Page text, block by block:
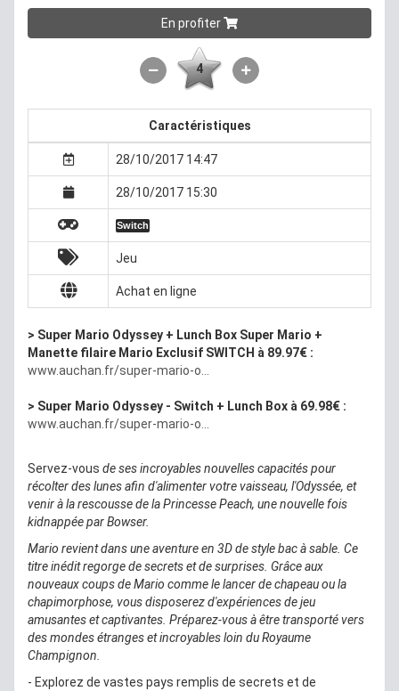
En profiter
4
Caractéristiques
28/10/2017 14:47
28/10/2017 15:30
Switch
Jeu
Achat en ligne
> Super Mario Odyssey + Lunch Box Super Mario +
Manette filaire Mario Exclusif SWITCH à 89.97€ :
www.auchan.fr/super-mario-o...
> Super Mario Odyssey - Switch + Lunch Box à 69.98€ :
www.auchan.fr/super-mario-o...
Servez-vous de ses incroyables nouvelles capacités pour
récolter des lunes afin d'alimenter votre vaisseau, l'Odyssée, et
venir à la rescousse de la Princesse Peach, une nouvelle fois
kidnappée par Bowser.
Mario revient dans une aventure en 3D de style bac à sable. Ce
titre inédit regorge de secrets et de surprises. Grâce aux
nouveaux coups de Mario comme le lancer de chapeau ou la
chapimorphose, vous disposerez d'expériences de jeu
amusantes et captivantes. Préparez-vous à être transporté vers
des mondes étranges et incroyables loin du Royaume
Champignon.
- Explorez de vastes pays remplis de secrets et de